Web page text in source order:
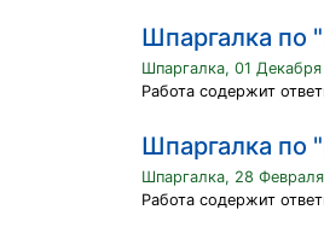
Шпаргалка по
Шпаргалка, 01 Декабря
Работа содержит
Шпаргалка по
Шпаргалка, 28
Работа содержит